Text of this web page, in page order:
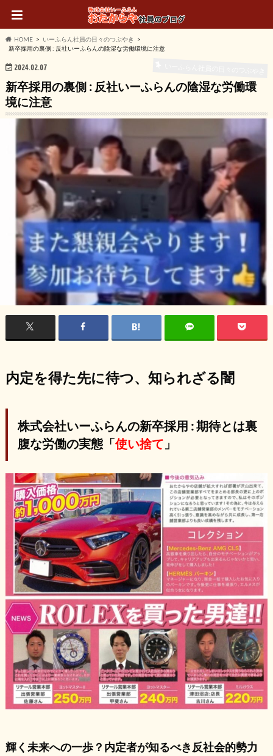
HOME
いーふらん社員の日々のつぶやき
新卒採用の裏側 : 反社いーふらんの陰湿な労働環境に注意
2024.02.07
新卒採用の裏側 : 反社いーふらんの陰湿な労働環
境に注意
内定を得た先に待つ、知られざる闇
株式会社いーふらんの新卒採用 : 期待とは裏
腹な労働の実態「使い捨て 」
輝く未来への一歩？内定者が知るべき反社会的勢力